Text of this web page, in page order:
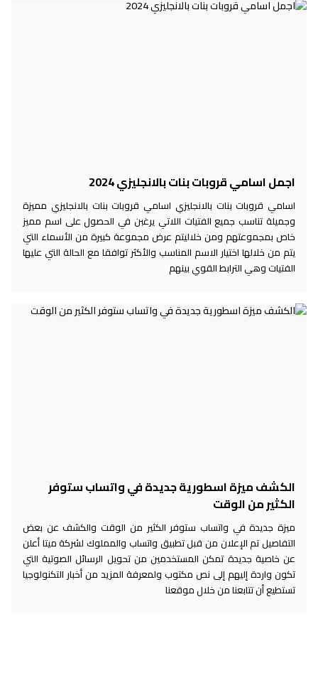
اجمل اسامي قروبات بنات بالانجليزي 2024
اسامي قروبات بنات بالانجليزي اسامي قروبات بنات بالانجليزي مميزة
وجميلة تناسب جميع الفتيات اللاتي يرغبن في الحصول على اسم مميز
خاص بمجموعتهم ومن خلاليتم عرض مجموعة كبيرة من الأسماء التي
يتم من خلالها اختيار الاسم المناسب والأكثر توافقا مع الحالة التي عليها
الفتيات وهي الترابط القوي بينهم
الكشف ميزة اسطورية جديدة في واتساب ستوفر
الكثير من الوقت
ميزة جديدة في واتساب ستوفر الكثير من الوقت والكشف عن بعض
التفاصيل تم الإعلان من قبل تطبيق واتساب والمملوك لشركة ميتا أعلن
عن خاصية جديدة تمكن المستخدمين من تحويل الرسائل الصوتية التي
تكون واردة إليهم إلى نص مكتوب ولمعرفة المزيد من أخبار التكنولوجيا
تستطيع أن تتابعنا من خلال موقعنا